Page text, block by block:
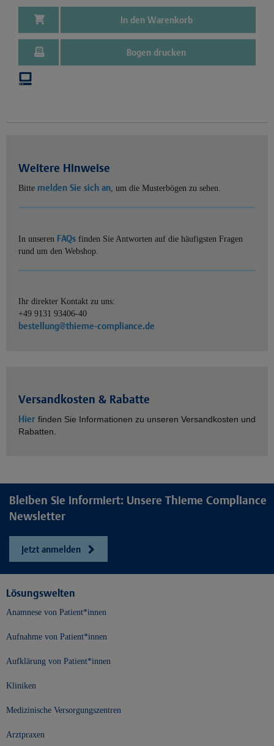
In den Warenkorb
Bogen drucken
Weitere Hinweise
Bitte melden Sie sich an, um die Musterbögen zu sehen.
In unseren FAQs finden Sie Antworten auf die häufigsten Fragen
rund um den Webshop.
Ihr direkter Kontakt zu uns:
+49 9131 93406-40
bestellung@thieme-compliance.de
Versandkosten & Rabatte
Hier finden Sie Informationen zu unseren Versandkosten und
Rabatten.
Bleiben Sie informiert: Unsere Thieme Compliance
Newsletter
Jetzt anmelden
Lösungswelten
Anamnese von Patient*innen
Aufnahme von Patient*innen
Aufklärung von Patient*innen
Kliniken
Medizinische Versorgungszentren
Arztpraxen